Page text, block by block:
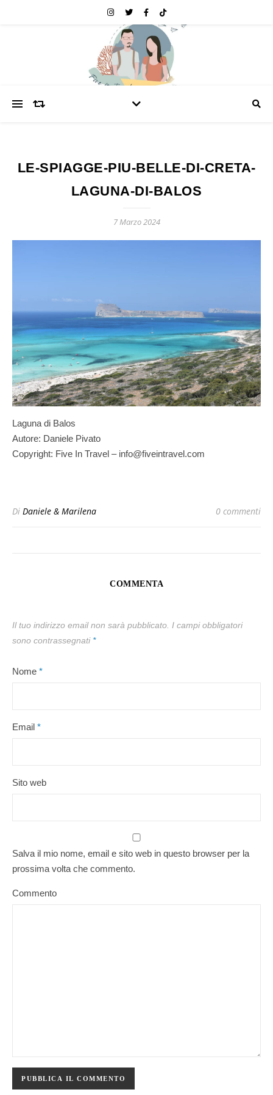
LE-SPIAGGE-PIU-BELLE-DI-CRETA-
LAGUNA-DI-BALOS
7 Marzo 2024
Laguna di Balos
Autore: Daniele Pivato
Copyright: Five In Travel – info@fiveintravel.com
Di Daniele & Marilena 0 commenti
COMMENTA
Il tuo indirizzo email non sarà pubblicato. I campi obbligatori
sono contrassegnati *
Nome *
Email *
Sito web
Salva il mio nome, email e sito web in questo browser per la
prossima volta che commento.
Commento